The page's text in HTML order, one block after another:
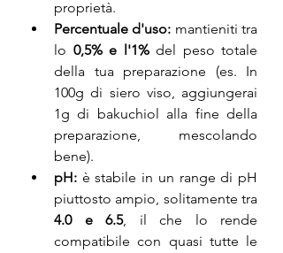
proprietà.
Percentuale d'uso: mantieniti tra
lo 0,5% e l'1% del peso totale
della tua preparazione (es. In
100g di siero viso, aggiungerai
1g di bakuchiol alla fine della
preparazione, mescolando
bene).
pH: è stabile in un range di pH
4.0 e 6.5, il che lo rende
compatibile con quasi tutte le